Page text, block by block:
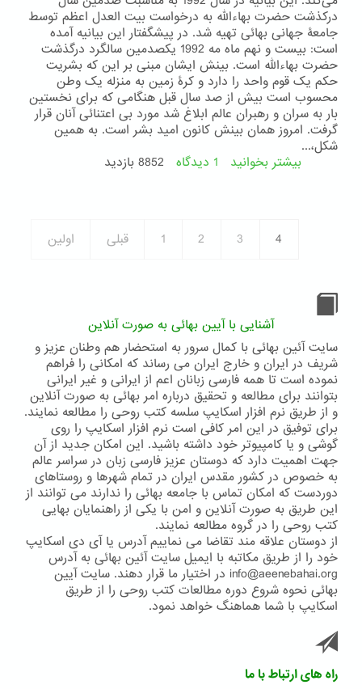
درکذشت حضرت بهاءالله به درخواست بیت العدل اعظم توسط
جامعۀ جهانی بهائی تهیه شد. در پیشگفتار این بیانیه آمده
است: بیست و نهم ماه مه 1992 یکصدمین سالگرد درگذشت
حضرت بهاءالله است. بینش ایشان مبنی بر این که بشریت
حکم یک قوم واحد را دارد و کرۀ زمین به منزله یک وطن
محسوب است بیش از صد سال قبل هنگامی که برای نخستین
بار به سران و رهبران عالم ابلاغ شد مورد بی اعتنائی آنان قرار
گرفت. امروز همان بینش کانون امید بشر است. به همین
شکل،...
بیشتر بخوانید درباره
1 دیدگاه 8852 بازدید
اولین قبلی 1 2 3 4
آشنایی با آیین بهائی به صورت آنلاین
سایت آئین بهائی با کمال سرور به استحضار هم وطنان عزیز و
شریف در ایران و خارج ایران می رساند که امکانی را فراهم
نموده است تا همه فارسی زبانان اعم از ایرانی و غیر ایرانی
بتوانند برای مطالعه و تحقیق درباره امر بهائی به صورت آنلاین
و از طریق نرم افزار اسکایپ سلسه کتب روحی را مطالعه نمایند.
برای توفیق در این امر کافی است نرم افزار اسکایپ را روی
گوشی و یا کامپیوتر خود داشته باشید. این امکان جدید از آن
جهت اهمیت دارد که دوستان عزیز فارسی زبان در سراسر عالم
به خصوص در کشور مقدس ایران در تمام شهرها و روستاهای
دوردست که امکان تماس با جامعه بهائی را ندارند می توانند از
این طریق به صورت آنلاین و امن با یکی از راهنمایان بهایی
کتب روحی را در گروه مطالعه نمایند.
از دوستان علاقه مند تقاضا می نماییم آدرس یا آی دی اسکایپ
خود را از طریق مکاتبه با ایمیل سایت آئین بهائی به آدرس
info@aeenebahai.org در اختیار ما قرار دهند. سایت آیین
بهائی نحوه شروع دوره مطالعات کتب روحی را از طریق
اسکایپ با شما هماهنگ خواهد نمود.
راه های ارتباط با ما